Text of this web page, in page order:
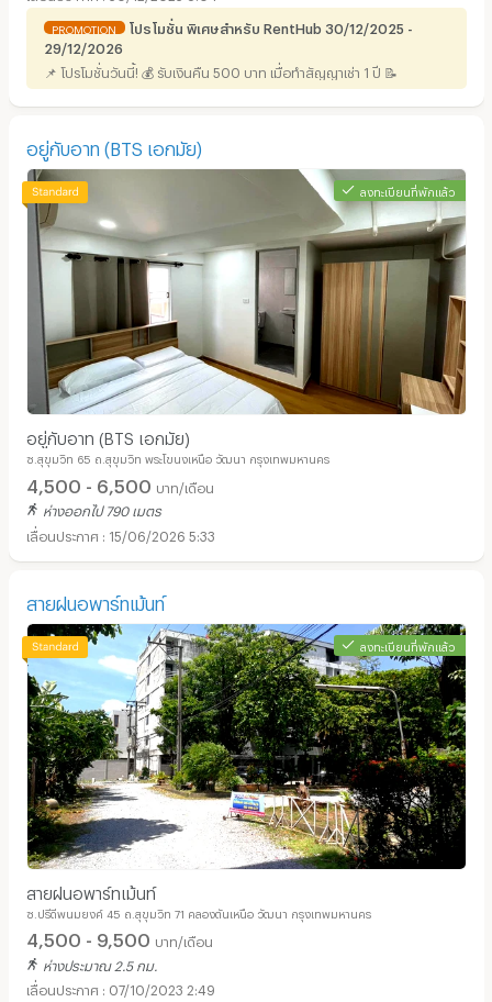
PROMOTION
โปรโมชั่น พิเศษสำหรับ RentHub 30/12/2025 -
29/12/2026
📌 โปรโมชั่นวันนี้! 💰 รับเงินคืน 500 บาท เมื่อทำสัญญาเช่า 1 ปี 📝
อยู่กับอาท (BTS เอกมัย)
ลงทะเบียนที่พักแล้ว
อยู่กับอาท (BTS เอกมัย)
ซ.สุขุมวิท 65 ถ.สุขุมวิท พระโขนงเหนือ วัฒนา กรุงเทพมหานคร
4,500 - 6,500 บาท/เดือน
ห่างออกไป 790 เมตร
15/06/2026 5:33
สายฝนอพาร์ทเม้นท์
ลงทะเบียนที่พักแล้ว
สายฝนอพาร์ทเม้นท์
ซ.ปรีดีพนมยงค์ 45 ถ.สุขุมวิท 71 คลองตันเหนือ วัฒนา กรุงเทพมหานคร
4,500 - 9,500 บาท/เดือน
ห่างประมาณ 2.5 กม.
07/10/2023 2:49